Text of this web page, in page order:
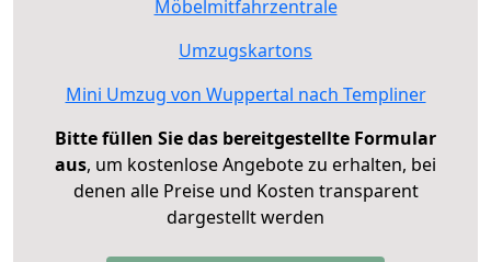
Möbelmitfahrzentrale
Umzugskartons
Mini Umzug von Wuppertal nach Templiner
Bitte füllen Sie das bereitgestellte Formular
aus, um kostenlose Angebote zu erhalten, bei
denen alle Preise und Kosten transparent
dargestellt werden